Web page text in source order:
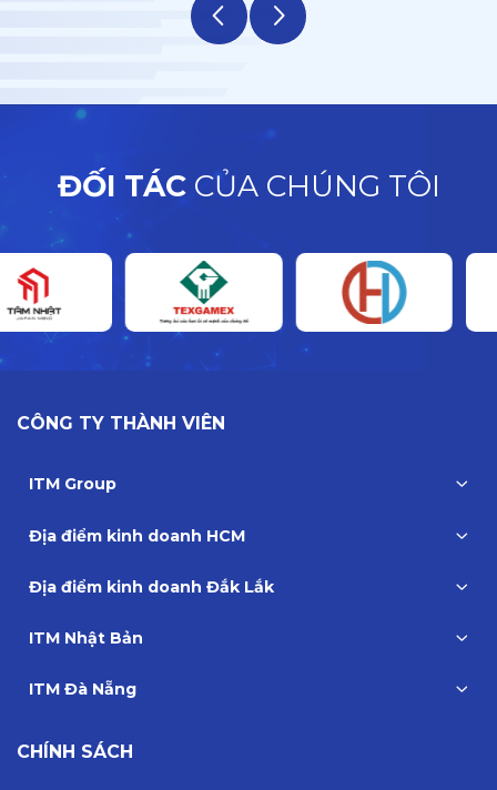
ĐỐI TÁCCỦA CHÚNG TÔI
CÔNG TY THÀNH VIÊN
ITM Group
Địa điểm kinh doanh HCM
Địa điểm kinh doanh Đắk Lắk
ITM Nhật Bản
ITM Đà Nẵng
CHÍNH SÁCH